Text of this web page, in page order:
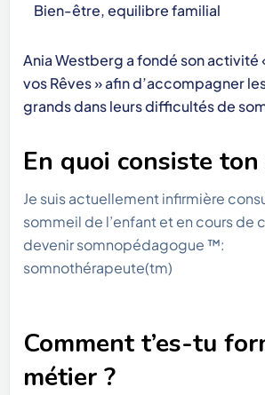
Bien-être,equilibre familial
Ania Westberg a fondé son activité
vos Rêves » afin d’accompagner
grands dans leurs difficultés de
En quoi consiste
Je suis actuellement infirmière
sommeil de l’enfant et en cours de
devenir somnopédagogue ™:
somnothérapeute(tm)
Comment t’es-tu
métier ?